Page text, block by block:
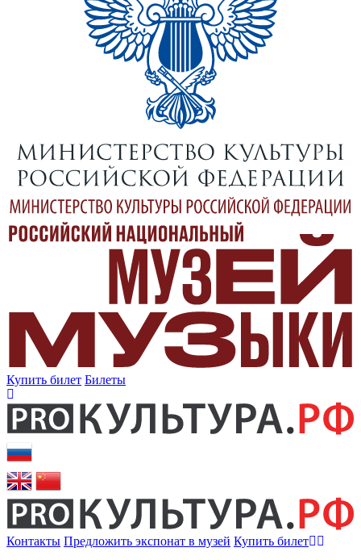
Купить билет Билеты
Контакты Предложить экспонат в музей Купить билет